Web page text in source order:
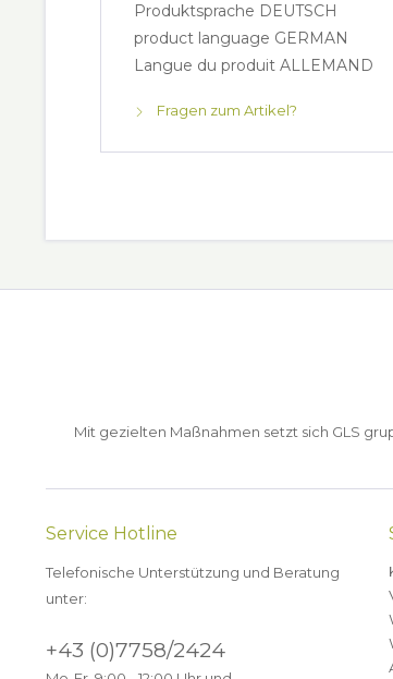
Produktsprache DEUTSCH
product language GERMAN
Langue du produit ALLEMAND
Fragen zum Artikel?
Mit gezielten Maßnahmen setzt sich GLS
Service Hotline
Telefonische Unterstützung und Beratung
unter:
+43 (0)7758/2424